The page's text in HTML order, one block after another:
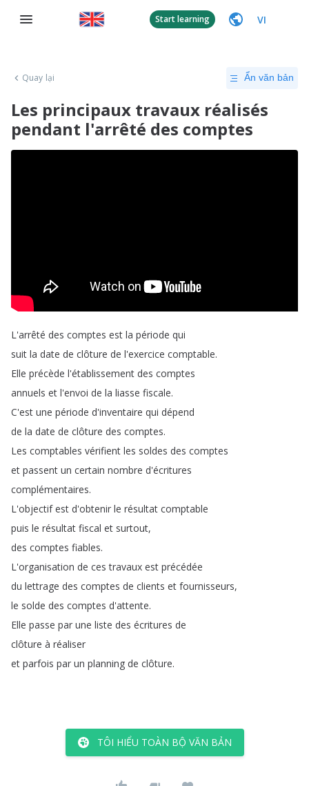
Start learning VI
Quay lại Ẩn văn bản
Les principaux travaux réalisés
pendant l'arrêté des comptes
L'arrêté des comptes est la période qui
suit la date de clôture de l'exercice comptable.
Elle précède l'établissement des comptes
annuels et l'envoi de la liasse fiscale.
C'est une période d'inventaire qui dépend
de la date de clôture des comptes.
Les comptables vérifient les soldes des comptes
et passent un certain nombre d'écritures
complémentaires.
L'objectif est d'obtenir le résultat comptable
puis le résultat fiscal et surtout,
des comptes fiables.
L'organisation de ces travaux est précédée
du lettrage des comptes de clients et fournisseurs,
le solde des comptes d'attente.
Elle passe par une liste des écritures de
clôture à réaliser
et parfois par un planning de clôture.
TÔI HIỂU TOÀN BỘ VĂN BẢN